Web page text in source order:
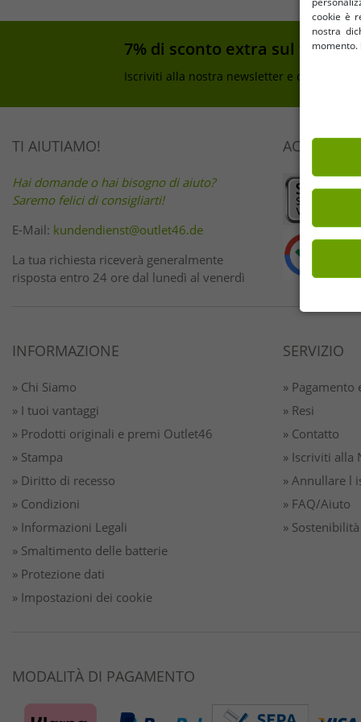
7% di sconto extra sul tuo
Iscriviti alla nostra newsletter e ottieni il tuo
TI AIUTIAMO!
Hai domande o hai bisogno di aiuto?
Saremo felici di consigliarti!
E-Mail: kundendienst@outlet46.de
La tua richiesta riceverà generalmente
risposta entro 24 ore dal lunedì al venerdì
ACQUISTA
INFORMAZIONE
» Chi Siamo
» I tuoi vantaggi
» Prodotti originali e premi Outlet46
» Stampa
» Diritto di recesso
» Condizioni
» Informazioni Legali
» Smaltimento delle batterie
» Protezione dati
» Impostazioni dei cookie
SERVIZIO
» Pagamento
» Resi
» Contatto
» Iscriviti alla
» Annullare l
» FAQ/Aiuto
» Sostenibilità
MODALITÀ DI PAGAMENTO
cookie è
nostra